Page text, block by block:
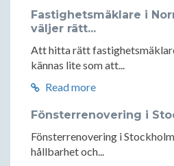
Fastighetsmäklare i
väljer rätt...
Att hitta rätt
kännas lite som att...
Read more
Fönsterrenovering i
Fönsterrenovering i
hållbarhet och...